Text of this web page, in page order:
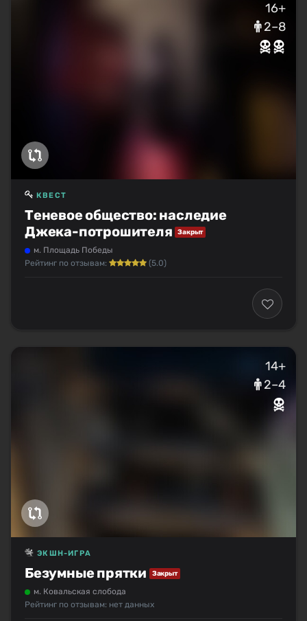
16+
2–8
Теневое общество: наследие
Джека-потрошителя
Закрыт
КВЕСТ
м. Площадь Победы
Рейтинг по отзывам:
(5.0)
14+
2–4
Безумные прятки Закрыт
ЭКШН-ИГРА
м. Ковальская слобода
Рейтинг по отзывам: нет данных